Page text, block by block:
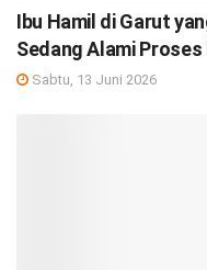
Ibu Hamil di Garut
Sedang Alami
Sabtu, 13 Juni 2026